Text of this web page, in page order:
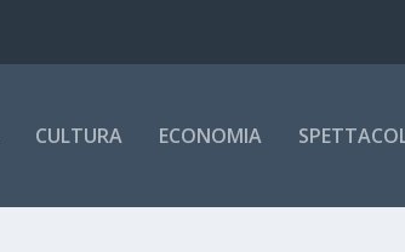
CULTURA ECONOMIA